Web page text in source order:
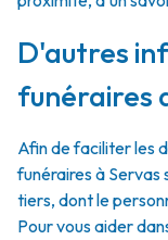
D'autres
funéraires
Afin de faciliter les
funéraires à Servas
tiers, dont le
Pour vous aider